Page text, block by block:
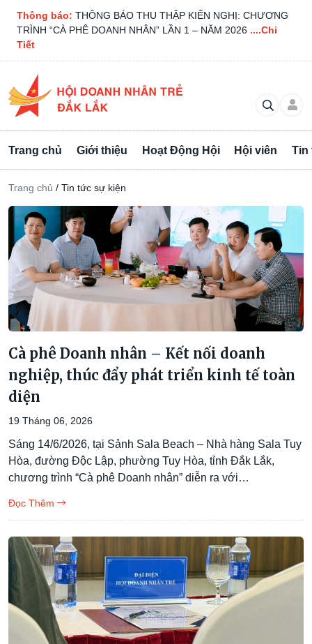
Thông báo: THÔNG BÁO THU THẬP KIẾN NGHỊ: CHƯƠNG
TRÌNH “CÀ PHÊ DOANH NHÂN” LẦN 1 – NĂM 2026 ....Chi
Tiết
Trang chủ Giới thiệu Hoạt Động Hội Hội viên Tin
Trang chủ / Tin tức sự kiện
Cà phê Doanh nhân – Kết nối doanh
nghiệp, thúc đẩy phát triển kinh tế toàn
diện
19 Tháng 06, 2026
Sáng 14/6/2026, tại Sảnh Sala Beach – Nhà hàng Sala Tuy
Hòa, đường Độc Lập, phường Tuy Hòa, tỉnh Đắk Lắk,
chương trình “Cà phê Doanh nhân” diễn ra với…
Đọc Thêm